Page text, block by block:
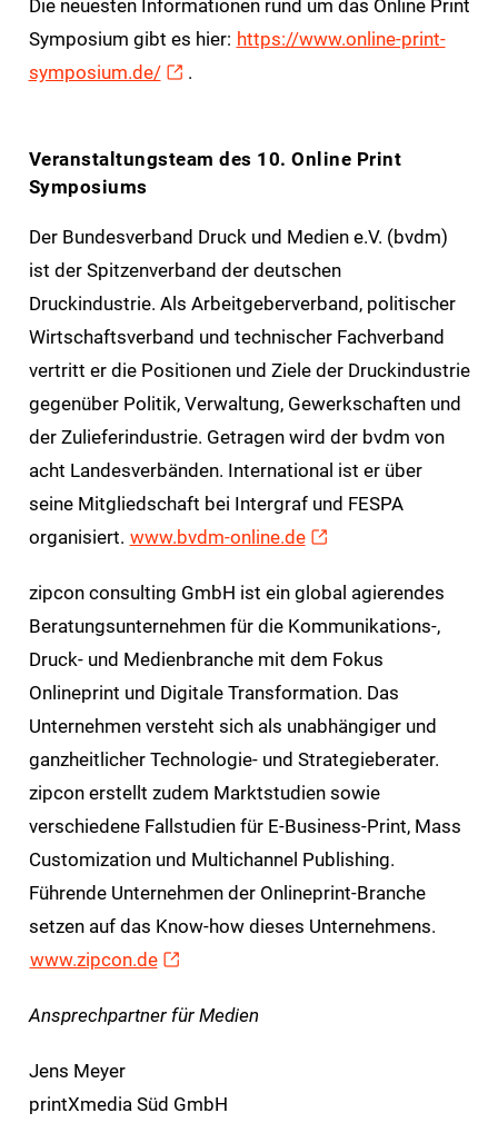
Die neuesten Informationen rund um das Online Print
Symposium gibt es hier: https://www.online-print-
symposium.de/
.
Veranstaltungsteam des 10. Online Print
Symposiums
Der Bundesverband Druck und Medien e.V. (bvdm)
ist der Spitzenverband der deutschen
Druckindustrie. Als Arbeitgeberverband, politischer
Wirtschaftsverband und technischer Fachverband
vertritt er die Positionen und Ziele der Druckindustrie
gegenüber Politik, Verwaltung, Gewerkschaften und
der Zulieferindustrie. Getragen wird der bvdm von
acht Landesverbänden. International ist er über
seine Mitgliedschaft bei Intergraf und FESPA
organisiert. www.bvdm-online.de
zipcon consulting GmbH ist ein global agierendes
Beratungsunternehmen für die Kommunikations-,
Druck- und Medienbranche mit dem Fokus
Onlineprint und Digitale Transformation. Das
Unternehmen versteht sich als unabhängiger und
ganzheitlicher Technologie- und Strategieberater.
zipcon erstellt zudem Marktstudien sowie
verschiedene Fallstudien für E-Business-Print, Mass
Customization und Multichannel Publishing.
Führende Unternehmen der Onlineprint-Branche
setzen auf das Know-how dieses Unternehmens.
www.zipcon.de
Ansprechpartner für Medien
Jens Meyer
printXmedia Süd GmbH